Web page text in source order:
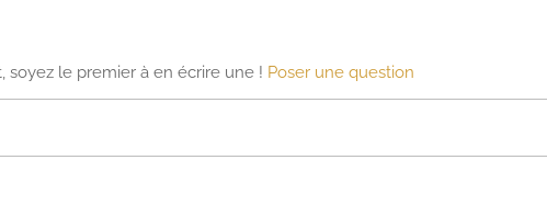
le premier à en écrire une ! Poser une question